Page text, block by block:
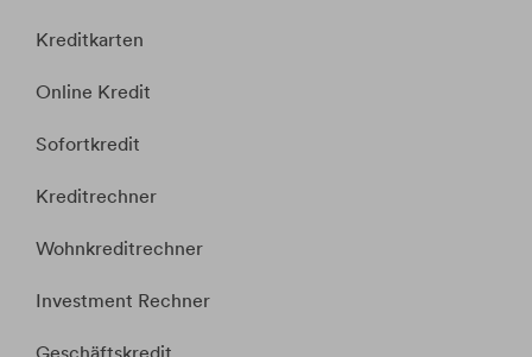
Kreditkarten
Online Kredit
Sofortkredit
Kreditrechner
Wohnkreditrechner
Investment Rechner